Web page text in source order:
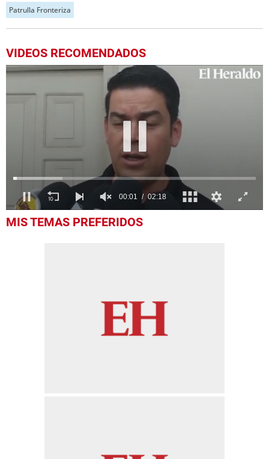
Patrulla Fronteriza
VIDEOS RECOMENDADOS
seconds
MIS TEMAS PREFERIDOS